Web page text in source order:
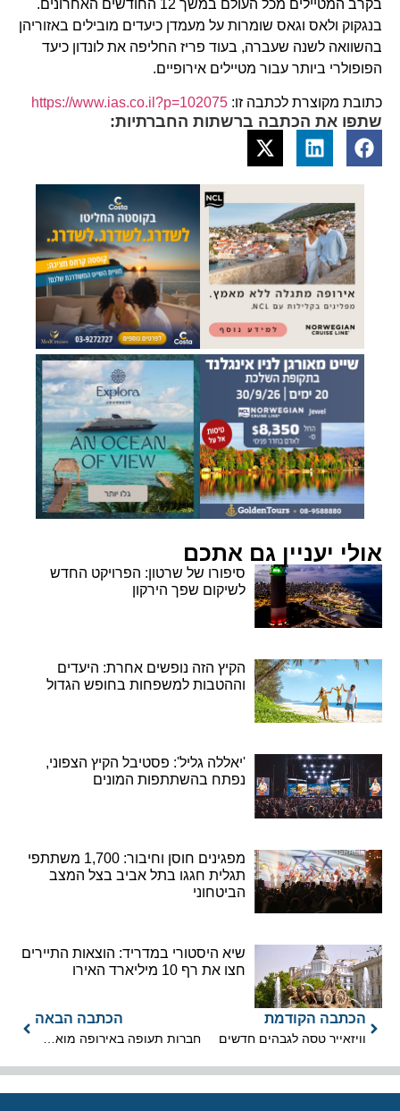
בקרב המטיילים מכל העולם במשך 12 החודשים האחרונים.
בנגקוק ולאס וגאס שומרות על מעמדן כיעדים מובילים באזוריהן
בהשוואה לשנה שעברה, בעוד פריז החליפה את לונדון כיעד
הפופולרי ביותר עבור מטיילים אירופיים.
כתובת מקוצרת לכתבה זו: https://www.ias.co.il?p=102075
שתפו את הכתבה ברשתות החברתיות:
אולי יעניין גם אתכם
סיפורו של שרטון: הפרויקט החדש
לשיקום שפך הירקון
הקיץ הזה נופשים אחרת: היעדים
וההטבות למשפחות בחופש הגדול
'יאללה גליל': פסטיבל הקיץ הצפוני,
נפתח בהשתתפות המונים
מפגינים חוסן וחיבור: 1,700 משתתפי
תגלית חגגו בתל אביב בצל המצב
הביטחוני
שיא היסטורי במדריד: הוצאות התיירים
חצו את רף 10 מיליארד האירו
הכתבה הקודמת
וויזאייר טסה לגבהים חדשים
הכתבה הבאה
חברות תעופה באירופה מואשמות ב"גרירת רגליים" בתביעות לפיצוי